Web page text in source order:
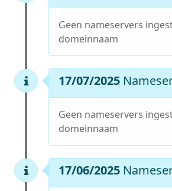
Geen nameservers
domeinnaam
17/07/2025
Geen nameservers
domeinnaam
17/06/2025